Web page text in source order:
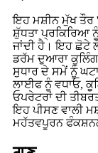
ਇਹ ਮਸ਼ੀਨ ਮੁੱਖ ਤੌਰ
ਸ਼ੁੱਧਤਾ ਪ੍ਰਕਿਰਿਆ
ਜਾਂਦੀ ਹੈ। ਇਹ ਛੋਟੇ
ਡਰੱਮ ਦੁਆਰਾ
ਸੁਧਾਰ ਦੇ ਸਮੇਂ ਨੂੰ
ਲਾਈਫ ਨੂੰ ਵਧਾਓ,
ਓਪਰੇਟਰਾਂ ਦੀ
ਇਹ ਪੀਸਣ ਵਾਲੀ
ਮਹੱਤਵਪੂਰਨ